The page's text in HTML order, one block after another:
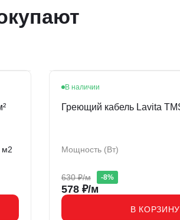
м2
Хит
В наличии
Греющий кабель Lavita
Мощность (Вт)
630₽/м -8%
578 ₽/м
В КОРЗИНУ